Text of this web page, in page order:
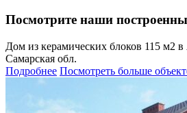
Посмотрите наши
Дом из керамических блоков 115 м2 в
Самарская обл.
Подробнее Посмотреть больше